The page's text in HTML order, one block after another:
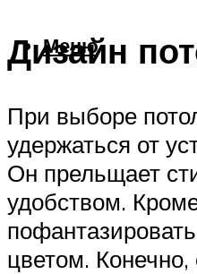
Меню
Дизайн
При выборе
удержаться от
Он прельщает
удобством.
цветом. Конечно,